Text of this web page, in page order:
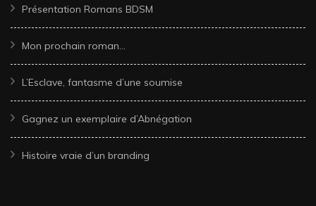
Présentation Romans BDSM
Mon prochain roman…
L’Esclave, fantasme d’une soumise
Gagnez un exemplaire d’Abnégation
Histoire vraie d’un branding